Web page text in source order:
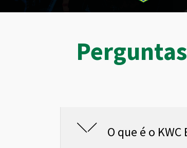
O que é o KWC